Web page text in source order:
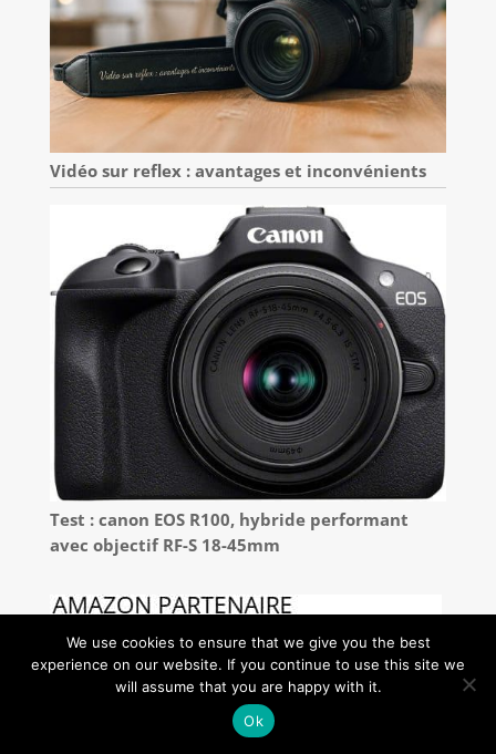
Vidéo sur reflex : avantages et inconvénients
Test : canon EOS R100, hybride performant
avec objectif RF-S 18-45mm
We use cookies to ensure that we give you the best
experience on our website. If you continue to use this site we
will assume that you are happy with it.
Ok